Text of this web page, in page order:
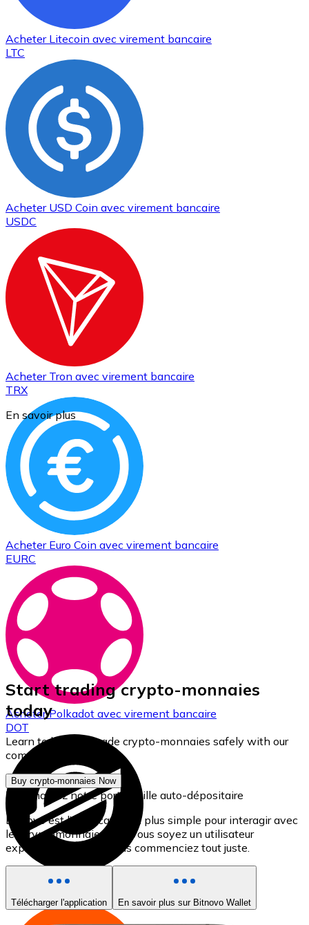
Acheter Litecoin avec virement bancaire
LTC
Acheter USD Coin avec virement bancaire
USDC
Acheter Tron avec virement bancaire
TRX
Acheter Euro Coin avec virement bancaire
EURC
AcheterPolkadot avec virement bancaire
DOT
AcheterStellar
avec virement bancaire
XLM
En savoir plus
Start trading crypto-monnaies
today
Learn to buy and trade crypto-monnaies safely with our
complete guide.
Buy crypto-monnaies Now
Téléchargez notre portefeuille auto-dépositaire
Bitnovo est l'application la plus simple pour interagir avec
les cryptomonnaies, que vous soyez un utilisateur
expérimenté ou que vous commenciez tout juste.
Télécharger l'application En savoir plus sur Bitnovo Wallet